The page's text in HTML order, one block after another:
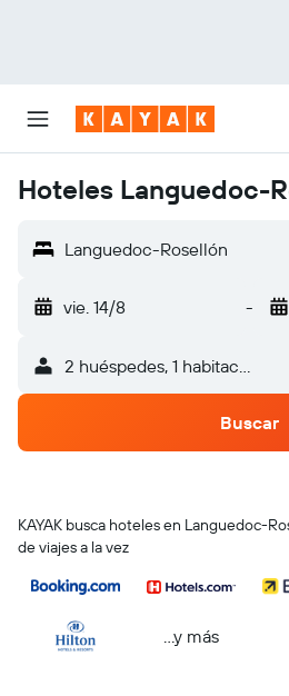
Hoteles Languedoc-
Languedoc-Rosellón
vie. 14/8 -
2 huéspedes, 1 habitación
Buscar
KAYAK busca hoteles en Languedoc-
de viajes a la vez
...y más